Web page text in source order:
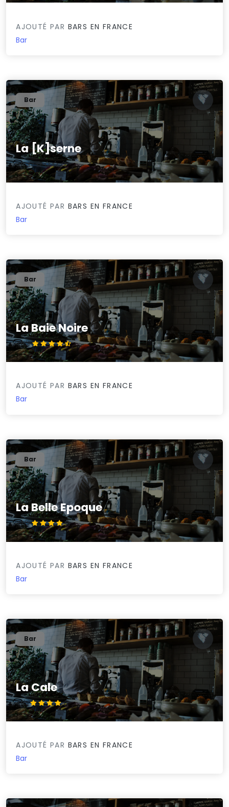
AJOUTÉ PAR BARS EN FRANCE
Bar
La [K]serne
0/5
Bar
AJOUTÉ PAR BARS EN FRANCE
Bar
La Baie Noire
4.9/5
Bar
AJOUTÉ PAR BARS EN FRANCE
Bar
La Belle Epoque
4.2/5
Bar
AJOUTÉ PAR BARS EN FRANCE
Bar
La Cale
4.1/5
Bar
AJOUTÉ PAR BARS EN FRANCE
Bar